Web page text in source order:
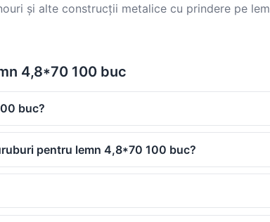
și alte construcții metalice cu prindere pe
4,8*70 100 buc
buc?
pentru lemn 4,8*70 100 buc?